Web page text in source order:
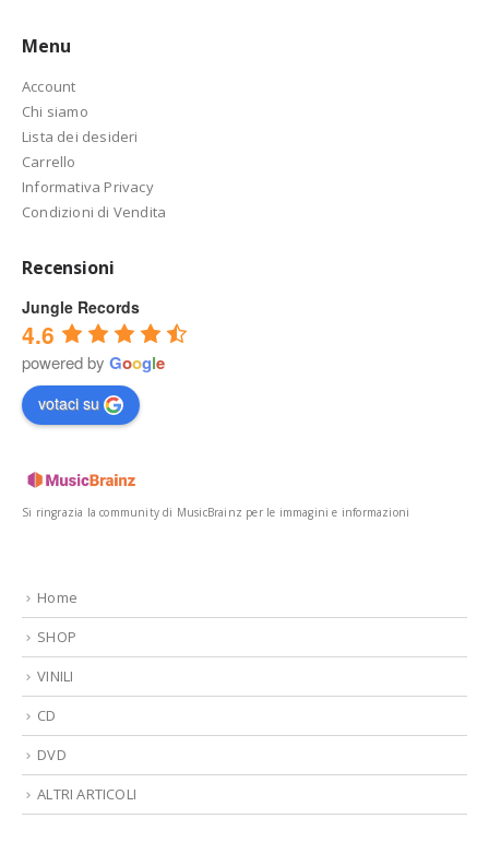
Menu
Account
Chi siamo
Lista dei desideri
Carrello
Informativa Privacy
Condizioni di Vendita
Recensioni
Jungle Records
4.6
powered by Google
votaci su
Si ringrazia la community di MusicBrainz per le immagini e informazioni
Home
SHOP
VINILI
CD
DVD
ALTRI ARTICOLI